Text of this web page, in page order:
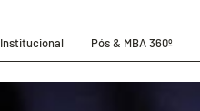
Institucional Pós & MBA 360º